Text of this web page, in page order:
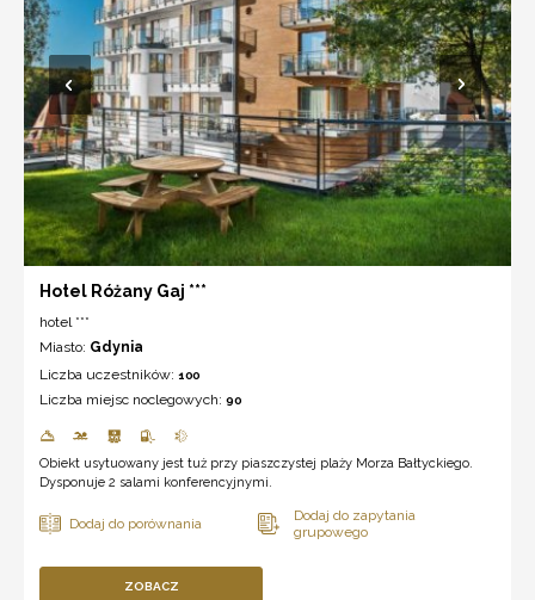
Hotel Różany Gaj ***
hotel ***
Miasto: Gdynia
Liczba uczestników: 100
Liczba miejsc noclegowych: 90
Obiekt usytuowany jest tuż przy piaszczystej plaży Morza Bałtyckiego.
Dysponuje 2 salami konferencyjnymi.
ZOBACZ